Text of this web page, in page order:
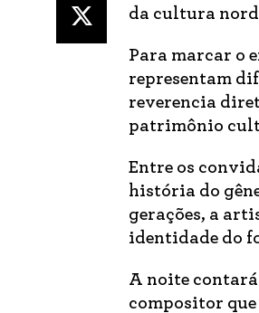
da cultura
Para marcar o
representam
reverencia
patrimônio
Entre os
história do
gerações, a
identidade do
A noite
compositor